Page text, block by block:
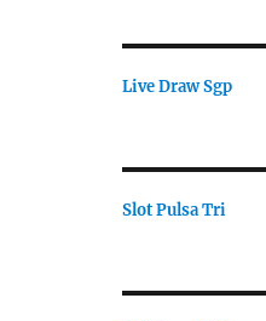
Live Draw Sgp
Slot Pulsa Tri